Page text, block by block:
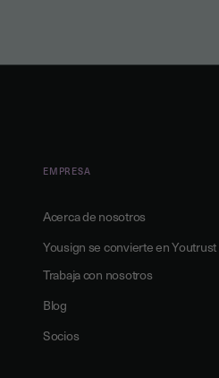
EMPRESA
Acerca de nosotros
Yousign se convierte en Youtrust
Trabaja con nosotros
Blog
Socios